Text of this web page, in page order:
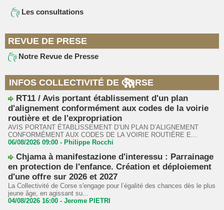
Les consultations
REVUE DE PRESE
Notre Revue de Presse
INFOS COLLECTIVITÉ DE CORSE
RT11 / Avis portant établissement d'un plan
d'alignement conformément aux codes de la voirie
routière et de l'expropriation
AVIS PORTANT ÉTABLISSEMENT D’UN PLAN D’ALIGNEMENT
CONFORMÉMENT AUX CODES DE LA VOIRIE ROUTIÈRE E...
06/08/2026 09:00 - Philippe Rocchi
Chjama à manifestazione d'interessu : Parrainage
en protection de l'enfance. Création et déploiement
d'une offre sur 2026 et 2027
La Collectivité de Corse s'engage pour l’égalité des chances dès le plus
jeune âge, en agissant su...
04/08/2026 16:00 - Jerome PIETRI